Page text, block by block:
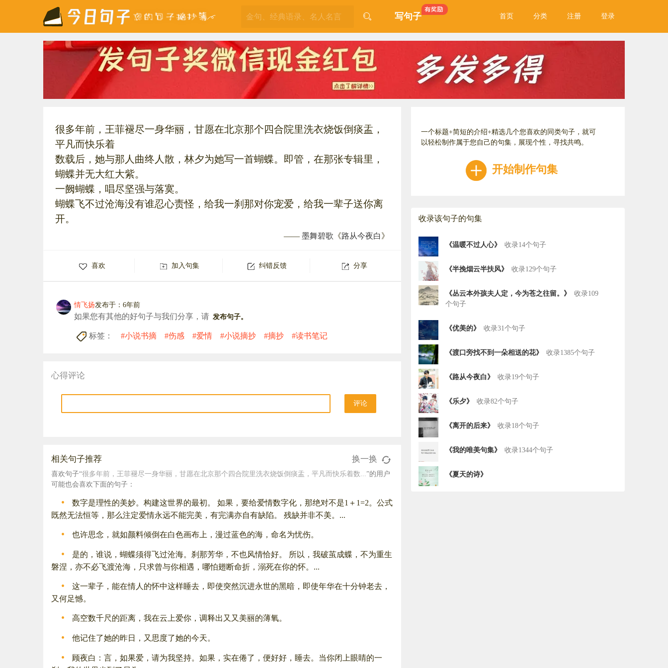
写句子 首页 分类 注册 登录
很多年前，王菲褪尽一身华丽，甘愿在北京那个四合院里洗衣烧饭倒痰盂，
平凡而快乐着
数载后，她与那人曲终人散，林夕为她写一首蝴蝶。即管，在那张专辑里，
蝴蝶并无大红大紫。
一阙蝴蝶，唱尽坚强与落寞。
蝴蝶飞不过沧海没有谁忍心责怪，给我一刹那对你宠爱，给我一辈子送你离
开。
—— 墨舞碧歌 《路从今夜白》
喜欢 加入句集 纠错反馈 分享
情飞扬发布于：6年前
如果您有其他的好句子与我们分享，请 发布句子。
标签： #小说书摘 #伤感 #爱情 #小说摘抄 #摘抄 #读书笔记
心得评论
评论
相关句子推荐 换一换
喜欢句子“很多年前，王菲褪尽一身华丽，甘愿在北京那个四合院里洗衣烧饭倒痰盂，平凡而快乐着数...”的用户
可能也会喜欢下面的句子：
数字是理性的美妙。构建这世界的最初。 如果，要给爱情数字化，那绝对不是1＋1=2。公式
既然无法恒等，那么注定爱情永远不能完美，有完满亦自有缺陷。 残缺并非不美。...
也许思念，就如颜料倾倒在白色画布上，漫过蓝色的海，命名为忧伤。
是的，谁说，蝴蝶须得飞过沧海。刹那芳华，不也风情恰好。 所以，我破茧成蝶，不为重生
磐涅，亦不必飞渡沧海，只求曾与你相遇，哪怕翅断命折，溺死在你的怀。...
这一辈子，能在情人的怀中这样睡去，即使突然沉进永世的黑暗，即使年华在十分钟老去，
又何足憾。
高空数千尺的距离，我在云上爱你，调释出又又美丽的薄氧。
他记住了她的昨日，又思度了她的今天。
顾夜白：言，如果爱，请为我坚持。如果，实在倦了，便好好，睡去。当你闭上眼睛的一
一个标题+简短的介绍+精选几个您喜欢的同类句子，就可
以轻松制作属于您自己的句集，展现个性，寻找共鸣。
开始制作句集
收录该句子的句集
《温暖不过人心》 收录14个句子
《半挽烟云半扶风》 收录129个句子
《丛云本外孩夫人定，今为苍之往留。》
收录109
个句子
《优美的》 收录31个句子
《渡口旁找不到一朵相送的花》 收录1385个句子
《路从今夜白》 收录19个句子
《乐夕》 收录82个句子
《离开的后来》 收录18个句子
《我的唯美句集》 收录1344个句子
《夏天的诗》